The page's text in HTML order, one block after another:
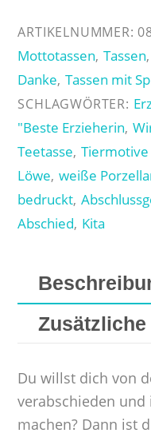
wir
danken
dir
von
Herzen"
Menge
ARTIKELNUMMER:
Mottotassen, Tassen,
Danke, Tassen mit
SCHLAGWÖRTER:
"Beste Erzieherin,
Teetasse,
Löwe, weiße
bedruckt,
Abschied, Kita
Du willst dich von
verabschieden und
machen? Dann ist